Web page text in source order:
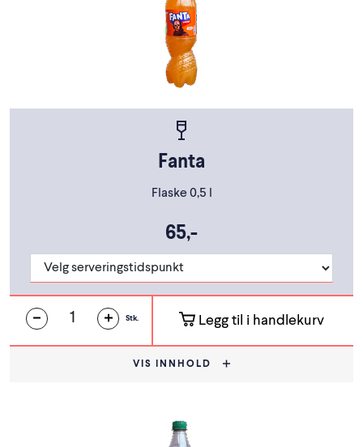
Fanta
Flaske 0,5 l
65,-
Stk. Legg til i handlekurv
VIS INNHOLD